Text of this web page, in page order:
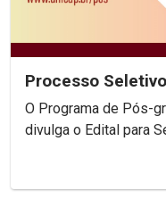
Processo
O Programa de Pós-
divulga o Edital para